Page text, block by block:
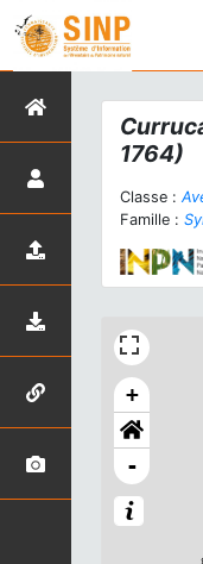
1764)
Classe :
Famille :
+
-